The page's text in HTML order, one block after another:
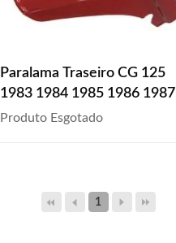
Paralama Traseiro CG 125
1983 1984 1985 1986 1987
1988 1989 Vermelho
Produto Esgotado
1